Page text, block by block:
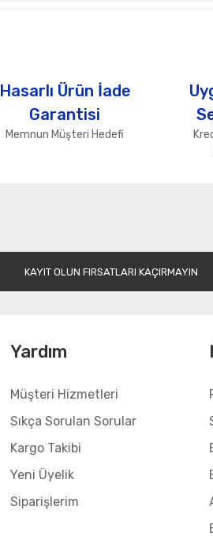
Gönder
Hasarlı Ürün İade
Garantisi
Memnun Müşteri Hedefi
KAYIT OLUN FIRSATLARI KAÇIRMAYIN
Yardım
Müşteri Hizmetleri
Sıkça Sorulan Sorular
Kargo Takibi
Yeni Üyelik
Siparişlerim